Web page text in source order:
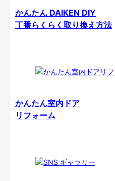
かんたん DAIKEN DIY
丁番らくらく取り換え方法
かんたん室内ドア
リフォーム